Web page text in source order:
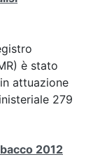
è stato
attuazione
279
2012